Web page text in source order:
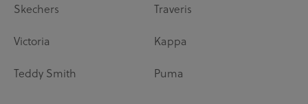
Skechers Traveris
Victoria Kappa
Teddy Smith Puma